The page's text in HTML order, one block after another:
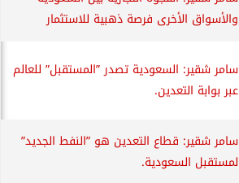
والأسواق الأخرى فرصة ذهبية للاستثمار
سامر شقير: السعودية تصدر ”المستقبل” للعالم
عبر بوابة التعدين.
سامر شقير: قطاع التعدين هو ”النفط الجديد”
لمستقبل السعودية.